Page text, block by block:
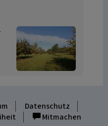
Datenschutz
Mitmachen